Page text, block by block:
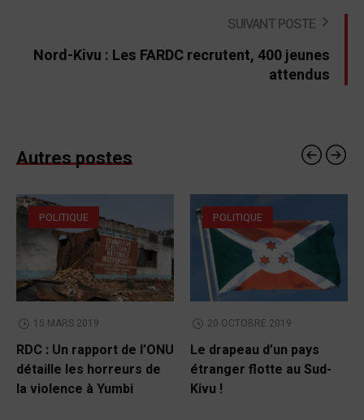
SUIVANT POSTE
Nord-Kivu : Les FARDC recrutent, 400 jeunes
attendus
Autres postes
POLITIQUE
15 MARS 2019
RDC : Un rapport de l’ONU
détaille les horreurs de
la violence à Yumbi
POLITIQUE
20 OCTOBRE 2019
Le drapeau d’un pays
étranger flotte au Sud-
Kivu !